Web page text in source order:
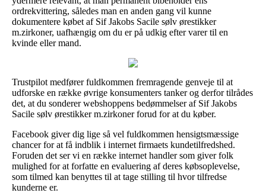
ordrekvittering, således man en anden gang vil kunne
dokumentere købet af Sif Jakobs Sacile sølv ørestikker
m.zirkoner, uafhængig om du er på udkig efter varer til en
kvinde eller mand.
Trustpilot medfører fuldkommen fremragende genveje til at
udforske en række øvrige konsumenters tanker og derfor tilrådes
det, at du sonderer webshoppens bedømmelser af Sif Jakobs
Sacile sølv ørestikker m.zirkoner forud for at du køber.
Facebook giver dig lige så vel fuldkommen hensigtsmæssige
chancer for at få indblik i internet firmaets kundetilfredshed.
Foruden det ser vi en række internet handler som giver folk
mulighed for at forfatte en evaluering af deres købsoplevelse,
som tilmed kan benyttes til at tage stilling til hvor tilfredse
kunderne er.